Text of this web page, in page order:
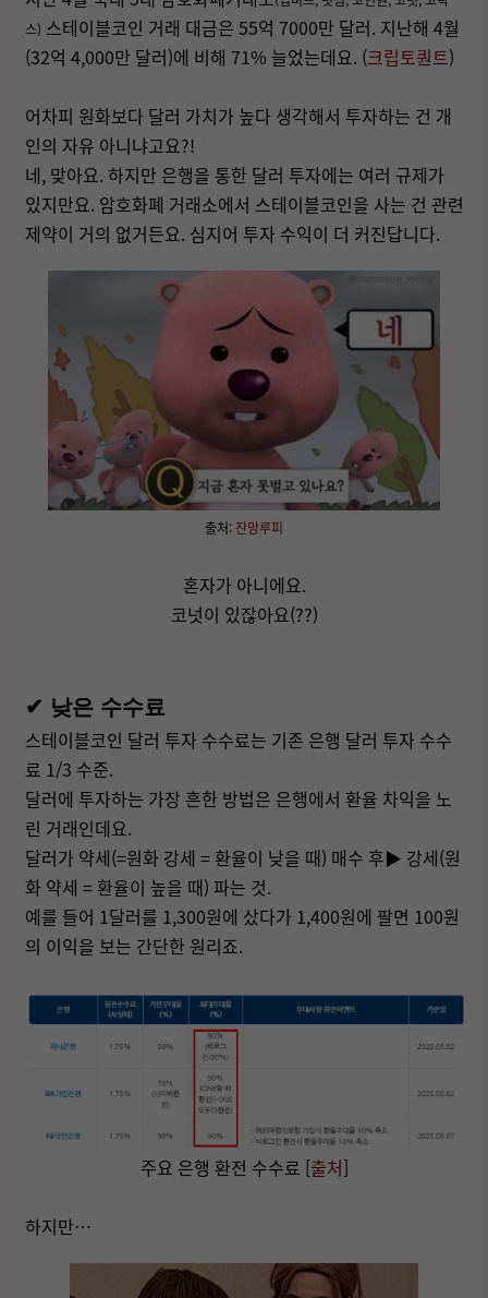
스) 스테이블코인 거래 대금은 55억 7000만 달러. 지난해 4월
(32억 4,000만 달러)에 비해 71% 늘었는데요. (크립토퀀트)
어차피 원화보다 달러 가치가 높다 생각해서 투자하는 건 개
인의 자유 아니냐고요?!
네, 맞아요. 하지만 은행을 통한 달러 투자에는 여러 규제가
있지만요. 암호화폐 거래소에서 스테이블코인을 사는 건 관련
제약이 거의 없거든요. 심지어 투자 수익이 더 커진답니다.
출처: 잔망루피
혼자가 아니에요.
코넛이 있잖아요(??)
✔ 낮은 수수료
스테이블코인 달러 투자 수수료는 기존 은행 달러 투자 수수
료 1/3 수준.
달러에 투자하는 가장 흔한 방법은 은행에서 환율 차익을 노
린 거래인데요.
달러가 약세(=원화 강세 = 환율이 낮을 때) 매수 후▶ 강세(원
화 약세 = 환율이 높을 때) 파는 것.
예를 들어 1달러를 1,300원에 샀다가 1,400원에 팔면 100원
의 이익을 보는 간단한 원리죠.
주요 은행 환전 수수료 [출처]
하지만…